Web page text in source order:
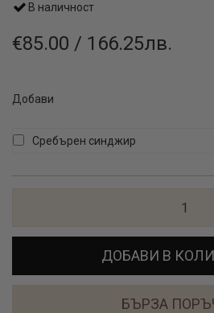
В наличност
€85.00 / 166.25лв.
Добави
Сребърен синджир
ДОБАВИ В
БЪРЗА